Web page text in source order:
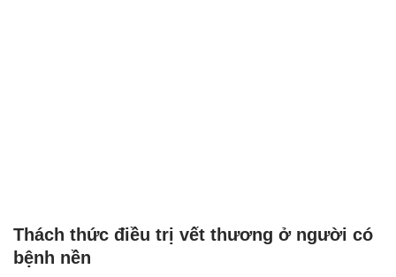
Thách thức điều trị vết thương ở người có
bệnh nền